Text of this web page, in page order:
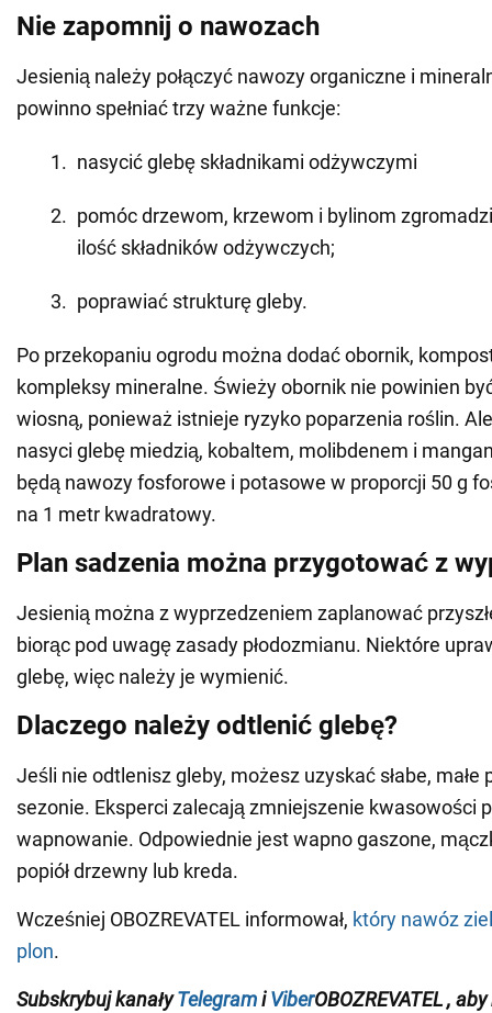
Nie zapomnij o nawozach
Jesienią należy połączyć nawozy organiczne i
powinno spełniać trzy ważne funkcje:
nasycić glebę składnikami odżywczymi
pomóc drzewom, krzewom i bylinom
ilość składników odżywczych;
poprawiać strukturę gleby.
Po przekopaniu ogrodu można dodać obornik,
kompleksy mineralne. Świeży obornik nie powinien
wiosną, ponieważ istnieje ryzyko poparzenia roślin.
nasyci glebę miedzią, kobaltem, molibdenem i
będą nawozy fosforowe i potasowe w proporcji 50 g
na 1 metr kwadratowy.
Plan sadzenia można przygotować z
Jesienią można z wyprzedzeniem zaplanować
biorąc pod uwagę zasady płodozmianu. Niektóre
glebę, więc należy je wymienić.
Dlaczego należy odtlenić glebę?
Jeśli nie odtlenisz gleby, możesz uzyskać słabe,
sezonie. Eksperci zalecają zmniejszenie kwasowości
wapnowanie. Odpowiednie jest wapno gaszone,
popiół drzewny lub kreda.
Wcześniej OBOZREVATEL informował, który nawóz
plon.
SubskrybujkanałyTelegramiViberOBOZREVATEL,